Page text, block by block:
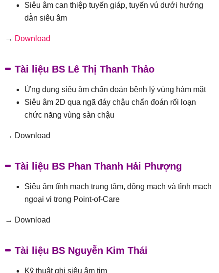
Siêu âm can thiệp tuyến giáp, tuyến vú dưới hướng
dẫn siêu âm
→ Download
Tài liệu BS Lê Thị Thanh Thảo
Ứng dụng siêu âm chẩn đoán bệnh lý vùng hàm mặt
Siêu âm 2D qua ngã đáy chậu chẩn đoán rối loạn
chức năng vùng sàn chậu
→ Download
Tài liệu BS Phan Thanh Hải Phượng
Siêu âm tĩnh mạch trung tâm, động mạch và tĩnh mạch
ngoại vi trong Point-of-Care
→ Download
Tài liệu BS Nguyễn Kim Thái
Kỹ thuật ghi siêu âm tim